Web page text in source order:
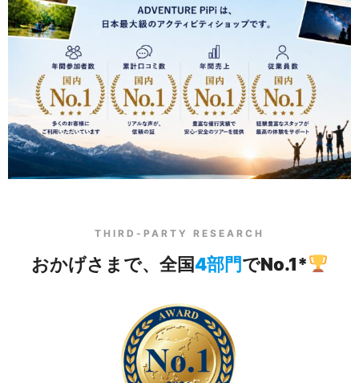
THIRD-PARTY RESEARCH
おかげさまで、全国4部門でNo.1*